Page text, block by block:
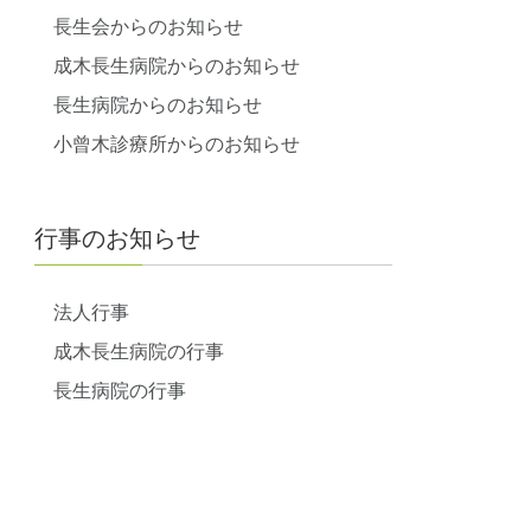
長生会からのお知らせ
成木長生病院からのお知らせ
長生病院からのお知らせ
小曾木診療所からのお知らせ
行事のお知らせ
法人行事
成木長生病院の行事
長生病院の行事